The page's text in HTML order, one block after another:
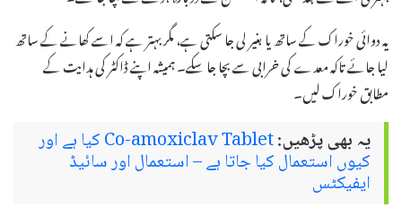
یہ دوائی خوراک کے ساتھ یا بغیر لی جا سکتی ہے، مگر بہتر ہے کہ اسے کھانے کے ساتھ
لیا جائے تاکہ معدے کی خرابی سے بچا جا سکے۔ ہمیشہ اپنے ڈاکٹر کی ہدایت کے
مطابق خوراک لیں۔
یہ بھی پڑھیں: Co-amoxiclav Tablet کیا ہے اور
کیوں استعمال کیا جاتا ہے – استعمال اور سائیڈ
ایفیکٹس